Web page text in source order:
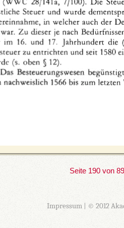
Seite 190 von
Impressum| © 2012